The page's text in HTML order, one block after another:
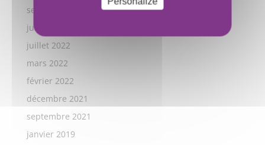
septembre 2023
juillet 2023
juillet 2022
mars 2022
février 2022
décembre 2021
septembre 2021
janvier 2019